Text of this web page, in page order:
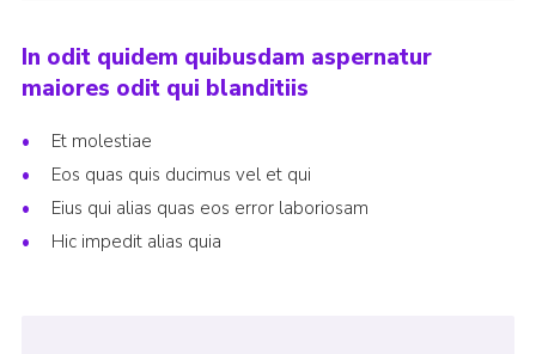
In odit quidem quibusdam aspernatur
maiores odit qui blanditiis
Et molestiae
Eos quas quis ducimus vel et qui
Eius qui alias quas eos error laboriosam
Hic impedit alias quia